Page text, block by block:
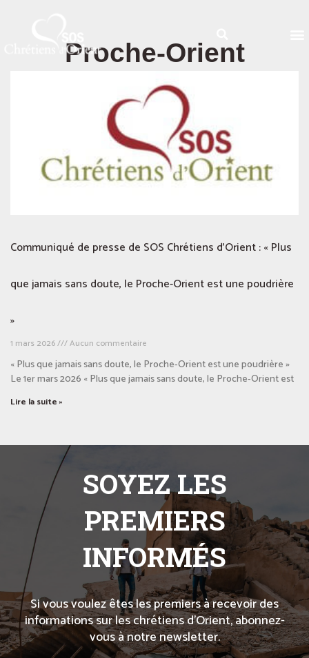
Proche-Orient
Communiqué de presse de SOS Chrétiens d’Orient : « Plus
que jamais sans doute, le Proche-Orient est une poudrière
»
1 mars 2026 Aucun commentaire
« Plus que jamais sans doute, le Proche-Orient est une poudrière »
Le 1er mars 2026 « Plus que jamais sans doute, le Proche-Orient est
Lire la suite »
SOYEZ LES
PREMIERS
INFORMÉS
Si vous voulez êtes les premiers à recevoir des
informations sur les chrétiens d’Orient, abonnez-
vous à notre newsletter.